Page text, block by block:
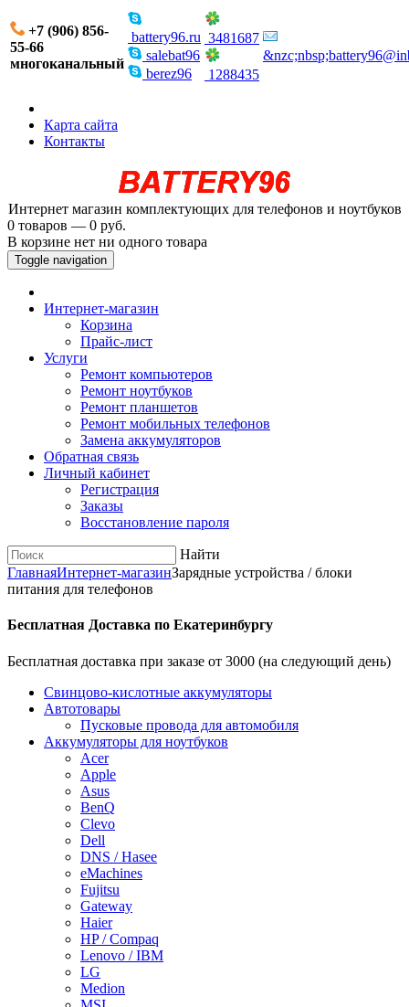
+7 (906) 856-
55-66
многоканальный
battery96.ru
salebat96
berez96
3481687
1288435
Карта сайта
Контакты
Интернет магазин комплектующих для телефонов и ноутбуков
0 товаров — 0 руб.
В корзине нет ни одного товара
Toggle navigation
Интернет-магазин
Корзина
Прайс-лист
Услуги
Ремонт компьютеров
Ремонт ноутбуков
Ремонт планшетов
Ремонт мобильных телефонов
Замена аккумуляторов
Обратная связь
Личный кабинет
Регистрация
Заказы
Восстановление пароля
Найти
ГлавнаяИнтернет-магазинЗарядные устройства / блоки
питания для телефонов
Бесплатная Доставка по Екатеринбургу
Бесплатная доставка при заказе от 3000 (на следующий день)
Cвинцово-кислотные аккумуляторы
Автотовары
Пусковые провода для автомобиля
Аккумуляторы для ноутбуков
Acer
Apple
Asus
BenQ
Clevo
Dell
DNS / Hasee
eMachines
Fujitsu
Gateway
Haier
HP / Compaq
Lenovo / IBM
LG
Medion